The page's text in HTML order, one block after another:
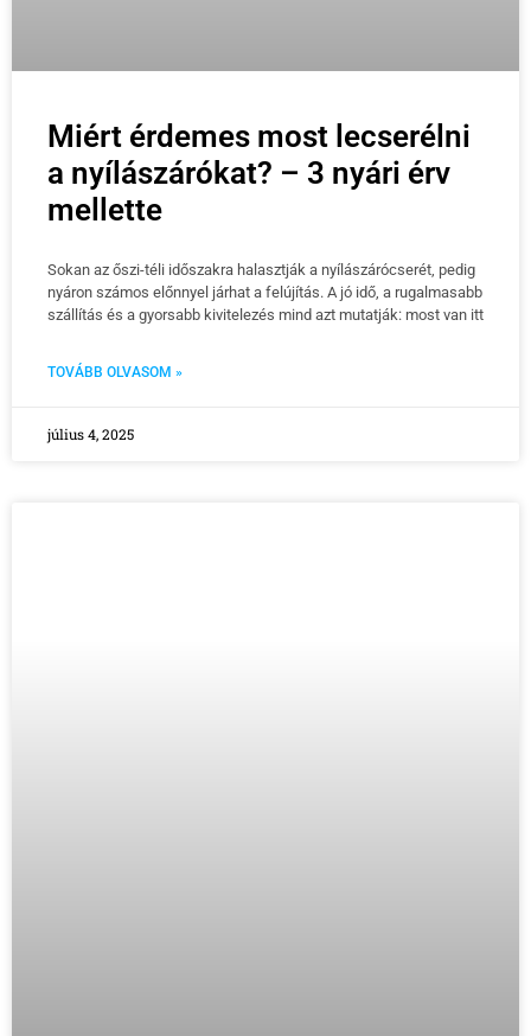
Miért érdemes most lecserélni
a nyílászárókat? – 3 nyári érv
mellette
Sokan az őszi-téli időszakra halasztják a nyílászárócserét, pedig
nyáron számos előnnyel járhat a felújítás. A jó idő, a rugalmasabb
szállítás és a gyorsabb kivitelezés mind azt mutatják: most van itt
TOVÁBB OLVASOM »
július 4, 2025